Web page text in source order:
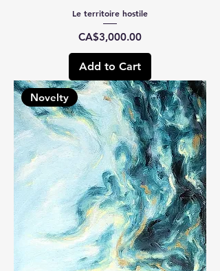
Le territoire hostile
Price
CA$3,000.00
Add to Cart
Novelty